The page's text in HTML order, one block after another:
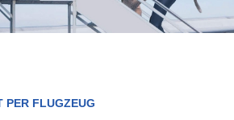
PER FLUGZEUG